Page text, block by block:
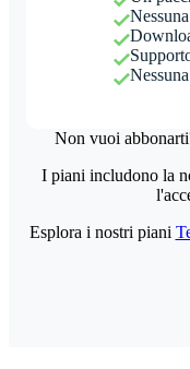
Non vuoi
I piani includono la
Esplora i nostri piani